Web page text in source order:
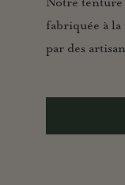
fabriquée à la
par des